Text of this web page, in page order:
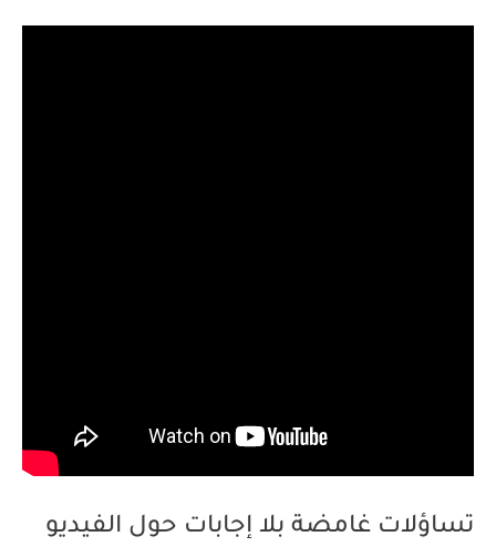
تساؤلات غامضة بلا إجابات حول الفيديو